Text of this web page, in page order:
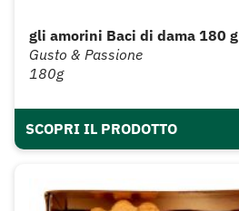
gli amorini Baci di dama 180 g
Gusto & Passione
180g
SCOPRI IL PRODOTTO